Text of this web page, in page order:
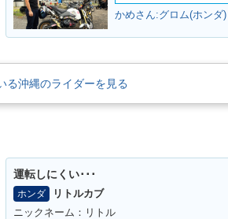
かめさん:グロム(ホンダ)
る沖縄のライダーを見る
運転しにくい･･･
ホンダ
リトルカブ
ニックネーム：リトル